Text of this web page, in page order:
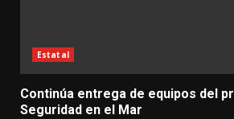
Estatal
Continúa entrega de equipos del
Seguridad en el Mar